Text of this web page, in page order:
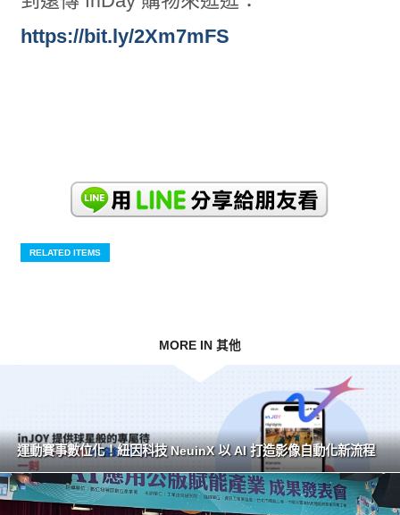
https://bit.ly/2Xm7mFS
RELATED ITEMS
MORE IN 其他
運動賽事數位化！紐因科技 NeuinX 以 AI 打造影像自動化新流程